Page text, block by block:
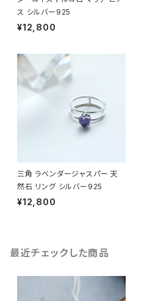
ス シルバー925
¥12,800
三角 ラベンダージャスパー 天
然石 リング シルバー925
¥12,800
最近チェックした商品